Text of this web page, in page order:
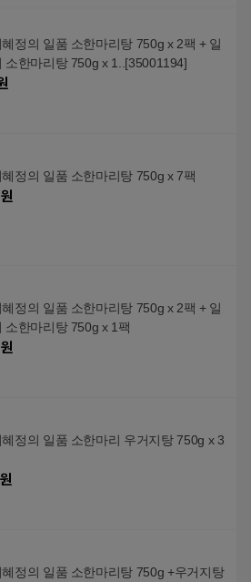
정의 일품 소한마리탕 750g x 2팩 + 일
소한마리탕 750g x 1..[35001194]
정의 일품 소한마리탕 750g x 7팩
원
정의 일품 소한마리탕 750g x 2팩 + 일
소한마리탕 750g x 1팩
원
정의 일품 소한마리 우거지탕 750g x 3
원
의 일품 소한마리탕 750g +우거지탕